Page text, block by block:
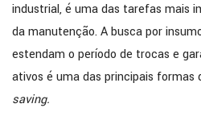
industrial, é uma das tarefas mais
da manutenção. A busca por
estendam o período de trocas e
ativos é uma das principais formas
saving.